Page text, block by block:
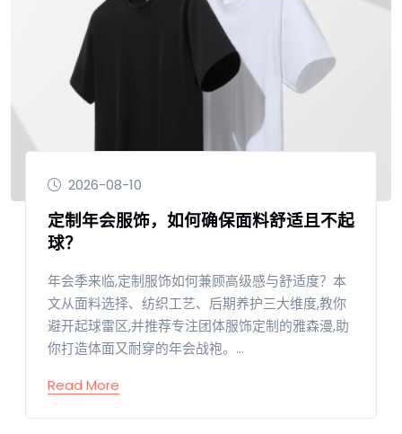
2026-08-10
定制年会服饰，如何确保面料舒适且不起
球？
年会季来临,定制服饰如何兼顾高级感与舒适度？本
文从面料选择、纺织工艺、后期养护三大维度,教你
避开起球雷区,并推荐专注团体服饰定制的雅森漫,助
你打造体面又耐穿的年会战袍。...
Read More